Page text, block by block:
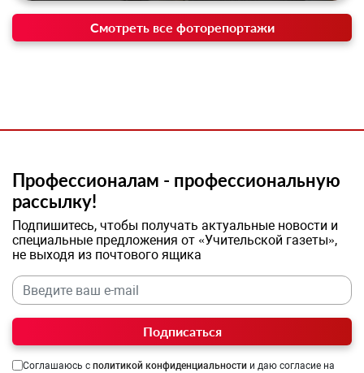
Смотреть все фоторепортажи
Профессионалам - профессиональную
рассылку!
Подпишитесь, чтобы получать актуальные новости и
специальные предложения от «Учительской газеты»,
не выходя из почтового ящика
Подписаться
Соглашаюсь с политикой конфиденциальности и даю согласие на